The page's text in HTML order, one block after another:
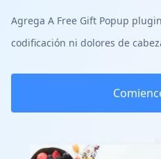
Agrega A Free Gift Popup
codificación ni dolores de